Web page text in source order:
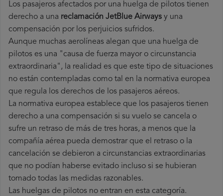
Los pasajeros afectados por una huelga de pilotos tienen
derecho a una reclamación JetBlue Airways y una
compensación por los perjuicios sufridos.
Aunque muchas aerolíneas alegan que una huelga de
pilotos es una "causa de fuerza mayor o circunstancia
extraordinaria", la realidad es que este tipo de situaciones
no están contempladas como tal en la normativa europea
que regula los derechos de los pasajeros aéreos.
La normativa europea establece que los pasajeros tienen
derecho a una compensación si su vuelo se cancela o
sufre un retraso de más de tres horas, a menos que la
compañía aérea pueda demostrar que el retraso o la
cancelación se debieron a circunstancias extraordinarias
que no podían haberse evitado incluso si se hubieran
tomado todas las medidas razonables.
Las huelgas de pilotos no entran en esta categoría.